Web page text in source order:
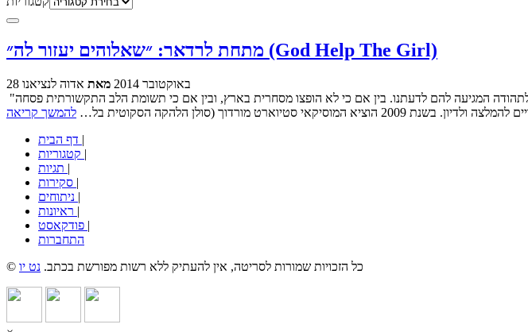
מתחת לרדאר: ״שאלוהים יעזור לה״ (God Help The Girl)
28 באוקטובר 2014 מאת אדוה לנציאנו
"מתחת לרדאר" היא פינה חודשית חדשה בבלוג, שמבקשת להציג סרטים חדשים, וחדשים-יחסית, אשר לא זכו לתהודה המגיעה להם לדעתנו. בין אם כי לא הופצו מסחרית בארץ, ובין אם כי תשומת הלב התקשורתית פסחה
מורדוך (סולן הלהקה הסקוטית בל…
להמשך קריאה
|
|
|
|
|
|
|
התחברות
© כל הזכויות שמורות לסריטה, אין להעתיק ללא רשות מפורשת בכתב. נט יו